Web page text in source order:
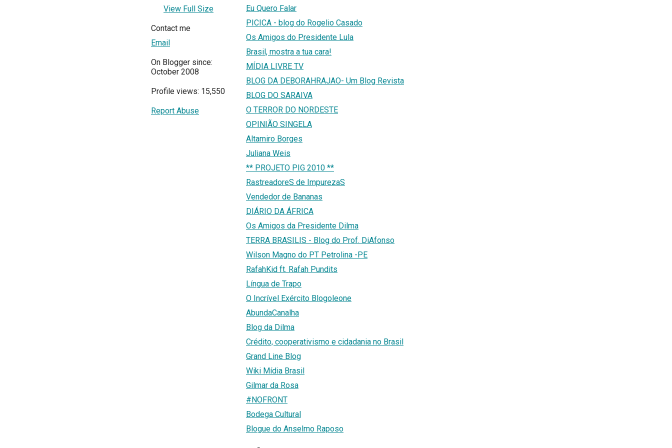
View Full Size
Contact me
Email
On Blogger since:
October 2008
Profile views: 15,550
Report Abuse
Eu Quero Falar
PICICA - blog do Rogelio Casado
Os Amigos do Presidente Lula
Brasil, mostra a tua cara!
MÍDIA LIVRE TV
BLOG DA DEBORAHRAJAO- Um Blog Revista
BLOG DO SARAIVA
O TERROR DO NORDESTE
OPINIÃO SINGELA
Altamiro Borges
Juliana Weis
** PROJETO PIG 2010 **
RastreadoreS de ImpurezaS
Vendedor de Bananas
DIÁRIO DA ÁFRICA
Os Amigos da Presidente Dilma
TERRA BRASILIS - Blog do Prof. DiAfonso
Wilson Magno do PT Petrolina -PE
RafahKid ft. Rafah Pundits
Língua de Trapo
O Incrível Exército Blogoleone
AbundaCanalha
Blog da Dilma
Crédito, cooperativismo e cidadania no Brasil
Grand Line Blog
Wiki Mídia Brasil
Gilmar da Rosa
#NOFRONT
Bodega Cultural
Blogue do Anselmo Raposo